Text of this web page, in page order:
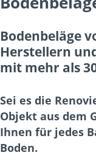
Bodenbeläge
Herstellern
mit mehr als
Sei es die
Objekt aus dem
Ihnen für jedes
Boden.